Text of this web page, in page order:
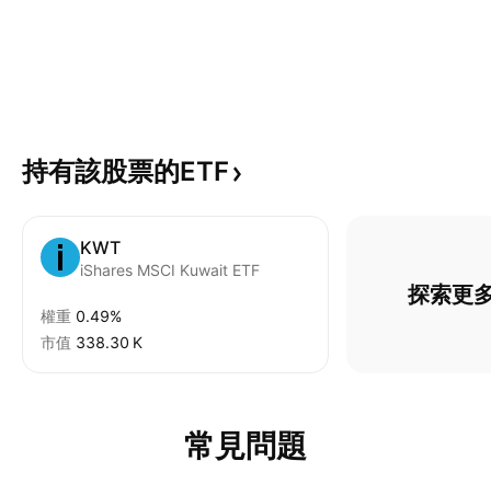
持有該股票的ETF
KWT
iShares MSCI Kuwait ETF
權重 0.49%
市值 ‪338.30 K‬
探索更
常見問題